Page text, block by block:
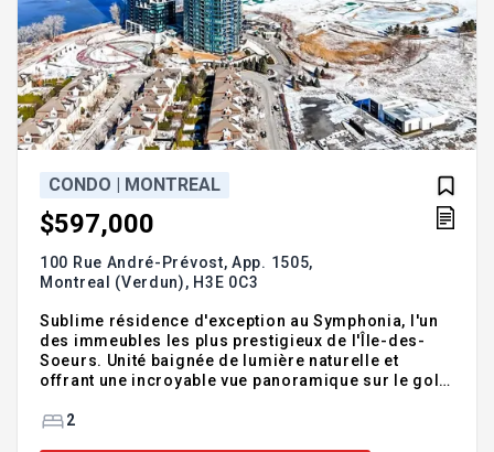
CONDO | MONTREAL
$597,000
100 Rue André-Prévost, App. 1505,
Montreal (Verdun), H3E 0C3
Sublime résidence d'exception au Symphonia, l'un
des immeubles les plus prestigieux de l'Île-des-
Soeurs. Unité baignée de lumière naturelle et
offrant une incroyable vue panoramique sur le golf,
offre une cuisine contemporaine élégante, une
2